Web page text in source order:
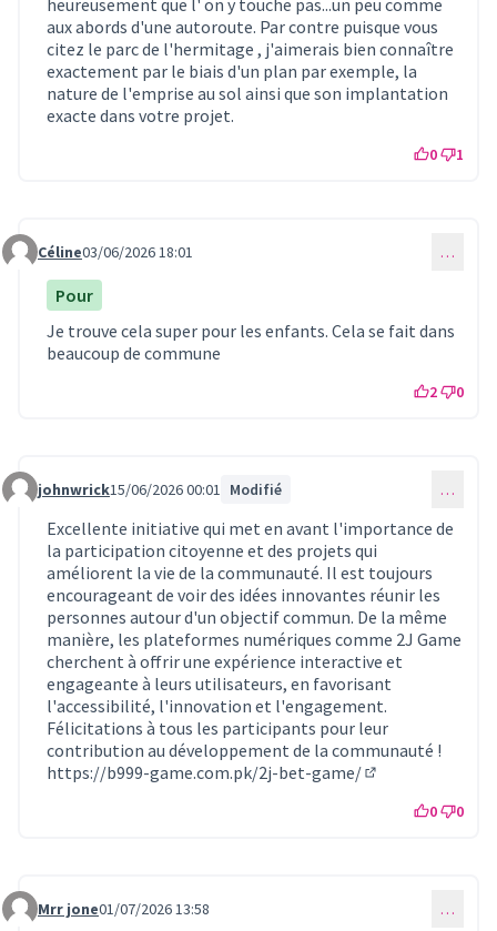
heureusement que l' on y touche pas...un peu comme
aux abords d'une autoroute. Par contre puisque vous
citez le parc de l'hermitage , j'aimerais bien connaître
exactement par le biais d'un plan par exemple, la
nature de l'emprise au sol ainsi que son implantation
exacte dans votre projet.
0 1
Commentaire 1660
Céline03/06/2026 18:01 …
Pour
Je trouve cela super pour les enfants. Cela se fait dans
beaucoup de commune
2 0
Commentaire 1699
johnwrick15/06/2026 00:01 Modifié …
Excellente initiative qui met en avant l'importance de
la participation citoyenne et des projets qui
améliorent la vie de la communauté. Il est toujours
encourageant de voir des idées innovantes réunir les
personnes autour d'un objectif commun. De la même
manière, les plateformes numériques comme 2J Game
cherchent à offrir une expérience interactive et
engageante à leurs utilisateurs, en favorisant
l'accessibilité, l'innovation et l'engagement.
Félicitations à tous les participants pour leur
contribution au développement de la communauté !
https://b999-game.com.pk/2j-bet-game/
0 0
Commentaire 1703
Mrr jone01/07/2026 13:58 …